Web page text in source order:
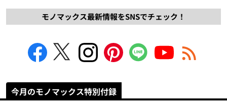
モノマックス最新情報をSNSでチェック！
今月のモノマックス特別付録